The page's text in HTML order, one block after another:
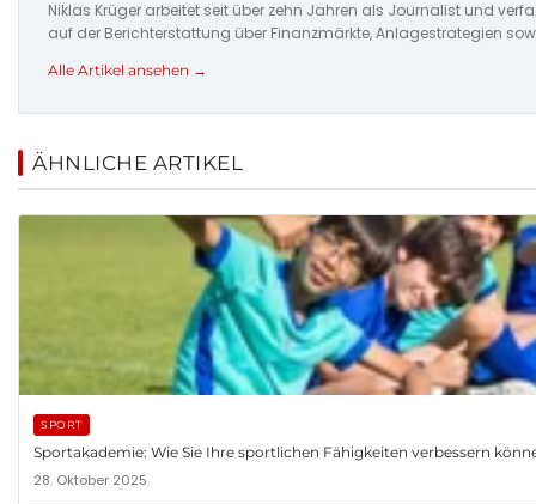
Niklas Krüger arbeitet seit über zehn Jahren als Journalist und
auf der Berichterstattung über Finanzmärkte, Anlagestrategien
Alle Artikel ansehen →
ÄHNLICHE ARTIKEL
SPORT
Sportakademie: Wie Sie Ihre sportlichen Fähigkeiten verbessern
28. Oktober 2025